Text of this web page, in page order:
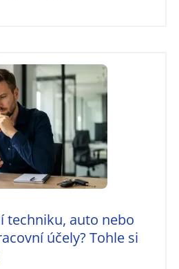
techniku, auto nebo
účely? Tohle si